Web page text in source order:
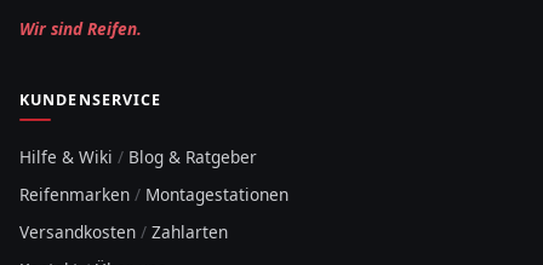
Wir sind Reifen.
KUNDENSERVICE
Hilfe & Wiki / Blog & Ratgeber
Reifenmarken / Montagestationen
Versandkosten / Zahlarten